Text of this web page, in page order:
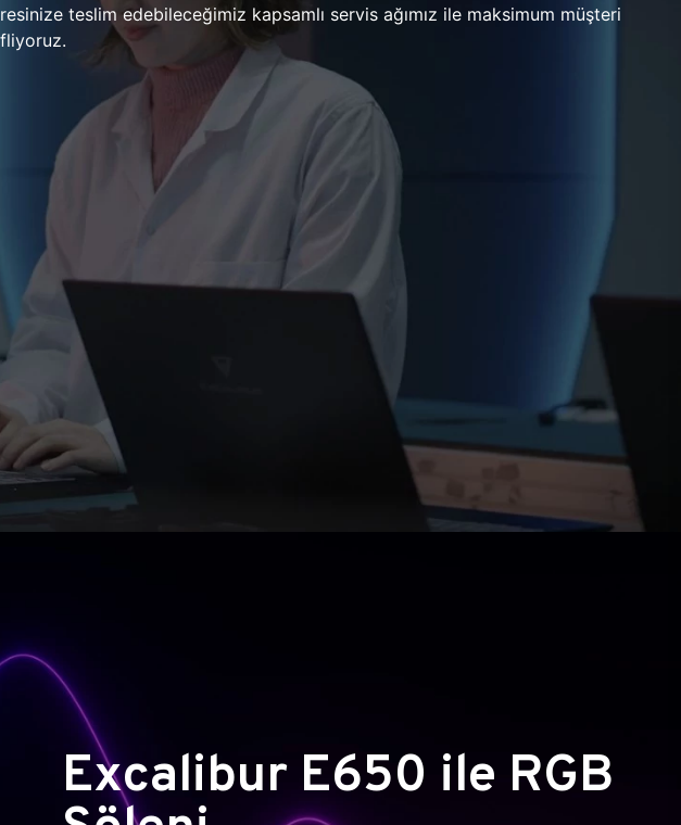
teslim edebileceğimiz kapsamlı servis ağımız ile maksimum müşteri
Excalibur E650 ile RGB